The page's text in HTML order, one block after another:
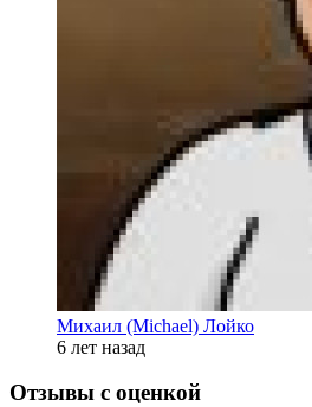
Михаил (Michael) Лойко
6 лет назад
Отзывы с оценкой